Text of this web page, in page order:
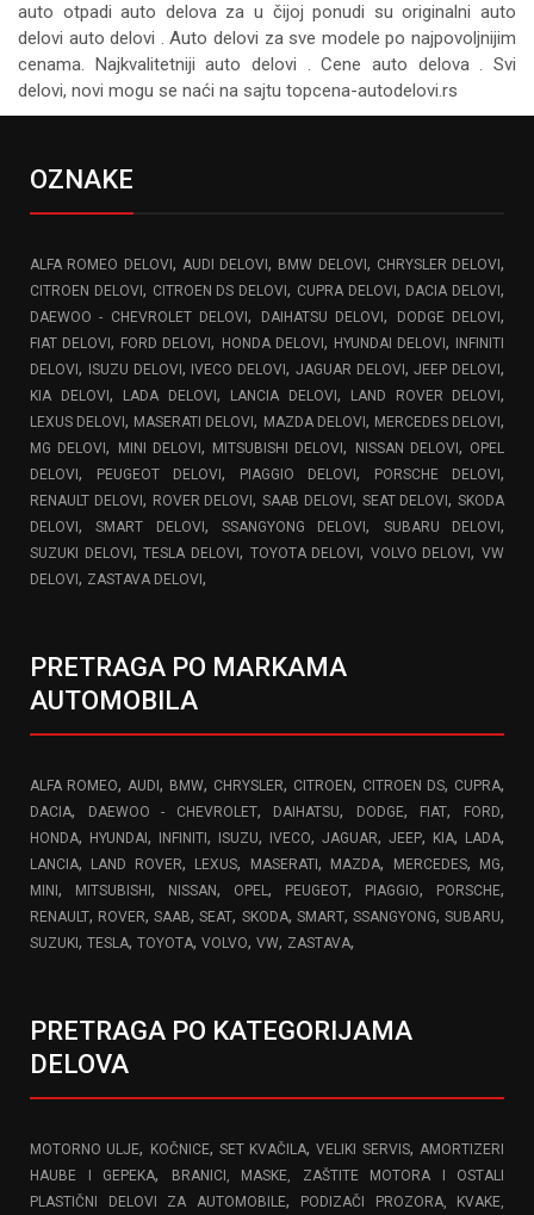
auto otpadi auto delova za u čijoj ponudi su originalni auto
delovi auto delovi . Auto delovi za sve modele po najpovoljnijim
cenama. Najkvalitetniji auto delovi . Cene auto delova . Svi
delovi, novi mogu se naći na sajtu topcena-autodelovi.rs
OZNAKE
ALFA ROMEO DELOVI , AUDI DELOVI , BMW DELOVI , CHRYSLER DELOVI ,
CITROEN DELOVI , CITROEN DS DELOVI , CUPRA DELOVI , DACIA DELOVI ,
DAEWOO - CHEVROLET DELOVI, DAIHATSU DELOVI, DODGE DELOVI,
FIAT DELOVI, FORD DELOVI, HONDA DELOVI , HYUNDAI DELOVI ,
INFINITI
DELOVI , ISUZU DELOVI , IVECO DELOVI , JAGUAR DELOVI ,JEEP DELOVI ,
KIA DELOVI , LADA DELOVI , LANCIA DELOVI , LAND ROVER DELOVI ,
LEXUS DELOVI, MASERATI DELOVI, MAZDA DELOVI , MERCEDES DELOVI,
MG DELOVI, MINI DELOVI , MITSUBISHI DELOVI, NISSAN DELOVI , OPEL
DELOVI , PEUGEOT DELOVI , PIAGGIO DELOVI , PORSCHE DELOVI ,
RENAULT DELOVI , ROVER DELOVI, SAAB DELOVI , SEAT DELOVI, SKODA
DELOVI ,SMART DELOVI ,SSANGYONG DELOVI, SUBARU DELOVI,
SUZUKI DELOVI ,TESLA DELOVI , TOYOTA DELOVI, VOLVO DELOVI, VW
DELOVI , ZASTAVA DELOVI ,
PRETRAGA PO MARKAMA
AUTOMOBILA
ALFA ROMEO, AUDI , BMW, CHRYSLER, CITROEN, CITROEN DS, CUPRA,
DACIA, DAEWOO - CHEVROLET, DAIHATSU, DODGE, FIAT, FORD,
HONDA, HYUNDAI , INFINITI , ISUZU, IVECO, JAGUAR, JEEP, KIA, LADA,
LANCIA, LAND ROVER, LEXUS, MASERATI , MAZDA, MERCEDES, MG,
MINI , MITSUBISHI , NISSAN, OPEL, PEUGEOT, PIAGGIO, PORSCHE,
RENAULT, ROVER,SAAB,SEAT, SKODA, SMART, SSANGYONG,SUBARU,
SUZUKI , TESLA, TOYOTA, VOLVO, VW, ZASTAVA,
PRETRAGA PO KATEGORIJAMA
DELOVA
MOTORNO ULJE, KOČNICE, SET KVAČILA,VELIKI SERVIS,AMORTIZERI
HAUBE I GEPEKA,
BRANICI, MASKE, ZAŠTITE MOTORA I OSTALI
PLASTIČNI DELOVI ZA AUTOMOBILE,
PODIZAČI PROZORA, KVAKE,